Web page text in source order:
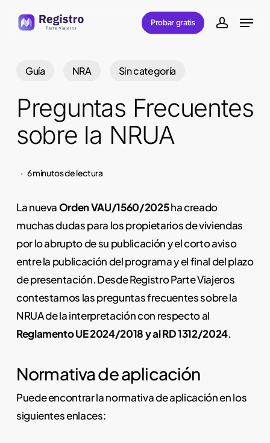
Probar gratis account
Menu
Guía NRA Sin categoría
Preguntas Frecuentes
sobre la NRUA
6 minutos de lectura
La nuevaOrden VAU/1560/2025ha creado
muchas dudas para los propietarios de viviendas
por lo abrupto de su publicación y el corto aviso
entre la publicación del programa y el final del plazo
de presentación. Desde Registro Parte Viajeros
contestamos las preguntas frecuentes sobre la
NRUA de la interpretación con respecto al
Reglamento UE 2024/2018 y al RD 1312/2024.
Normativa de aplicación
Puede encontrar la normativa de aplicación en los
siguientes enlaces: